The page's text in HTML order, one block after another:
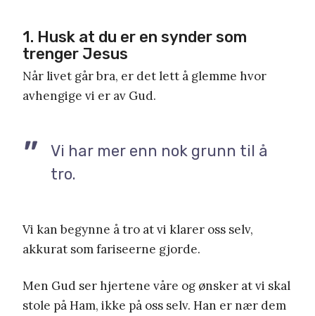
1. Husk at du er en synder som
trenger Jesus
Når livet går bra, er det lett å glemme hvor
avhengige vi er av Gud.
Vi har mer enn nok grunn til å
tro.
Vi kan begynne å tro at vi klarer oss selv,
akkurat som fariseerne gjorde.
Men Gud ser hjertene våre og ønsker at vi skal
stole på Ham, ikke på oss selv. Han er nær dem